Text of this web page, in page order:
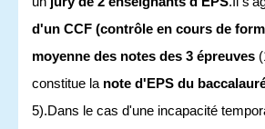
d'un CCF (contrôle en cours de
moyenne des notes des 3 épreuves
constitue la note d'EPS du
5).Dans le cas d'une incapacité